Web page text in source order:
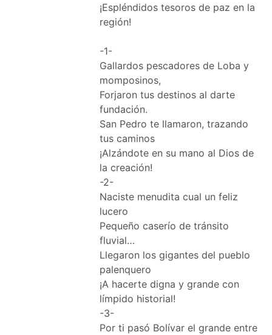
¡Espléndidos tesoros de paz en la
región!
-1-
Gallardos pescadores de Loba y
momposinos,
Forjaron tus destinos al darte
fundación.
San Pedro te llamaron, trazando
tus caminos
¡Alzándote en su mano al Dios de
la creación!
-2-
Naciste menudita cual un feliz
lucero
Pequeño caserío de tránsito
fluvial…
Llegaron los gigantes del pueblo
palenquero
¡A hacerte digna y grande con
límpido historial!
-3-
Por ti pasó Bolívar el grande entre